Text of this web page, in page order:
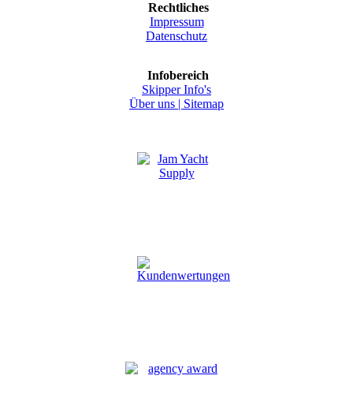
Rechtliches
Impressum
Datenschutz
Infobereich
Skipper Info's
Über uns | Sitemap